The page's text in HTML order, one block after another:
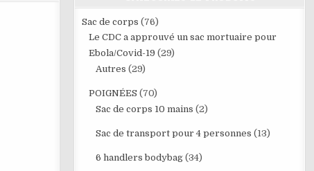
Sac de corps (76)
Le CDC a approuvé un sac mortuaire pour
Ebola/Covid-19 (29)
Autres (29)
POIGNÉES (70)
Sac de corps 10 mains (2)
Sac de transport pour 4 personnes (13)
6 handlers bodybag (34)